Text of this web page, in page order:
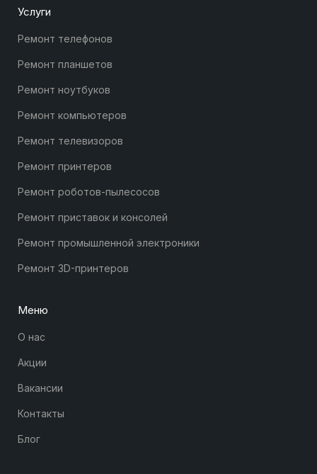
Услуги
Ремонт телефонов
Ремонт планшетов
Ремонт ноутбуков
Ремонт компьютеров
Ремонт телевизоров
Ремонт принтеров
Ремонт роботов-пылесосов
Ремонт приставок и консолей
Ремонт промышленной электроники
Ремонт 3D-принтеров
Меню
О нас
Акции
Вакансии
Контакты
Блог